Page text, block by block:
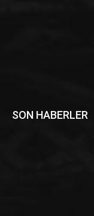
SON HABERLER